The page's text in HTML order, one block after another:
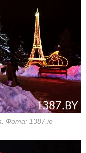
Фота: 1387.io